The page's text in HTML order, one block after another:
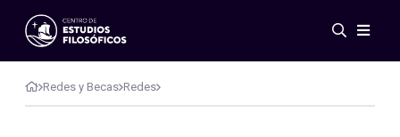
Eventos
Novedades
Investigación
Redes y Becas Redes